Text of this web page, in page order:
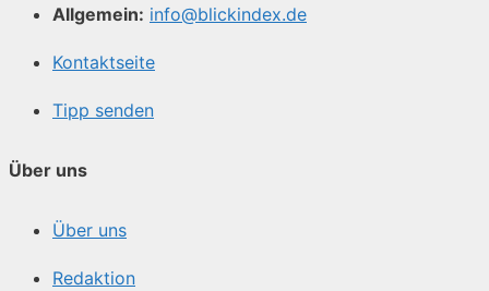
Allgemein: info@blickindex.de
Kontaktseite
Tipp senden
Über uns
Über uns
Redaktion